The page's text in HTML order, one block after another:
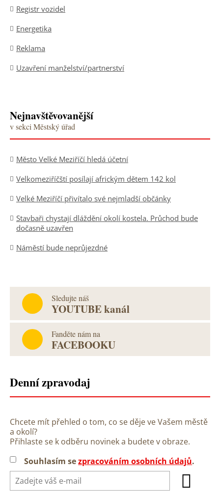
Registr vozidel
Energetika
Reklama
Uzavření manželství/partnerství
Nejnavštěvovanější
v sekci Městský úřad
Město Velké Meziříčí hledá účetní
Velkomeziříčští posílají africkým dětem 142 kol
Velké Meziříčí přivítalo své nejmladší občánky
Stavbaři chystají dláždění okolí kostela. Průchod bude
dočasně uzavřen
Náměstí bude neprůjezdné
Sledujte náš
YOUTUBE kanál
Fanděte nám na
FACEBOOKU
Denní zpravodaj
Chcete mít přehled o tom, co se děje ve Vašem městě
a okolí?
Přihlaste se k odběru novinek a budete v obraze.
Souhlasím sezpracováním osobních údajů.